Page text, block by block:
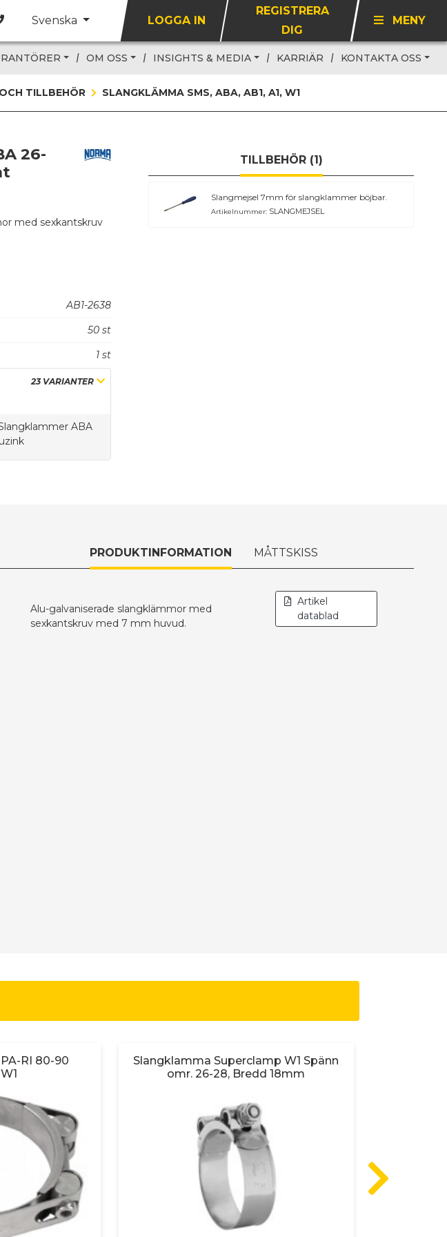
Svenska LOGGA IN
REGISTRERA
DIG
MENY
OM OSS INSIGHTS & MEDIA KARRIÄR KONTAKTA OSS
TILLBEHÖR SLANGKLÄMMA SMS, ABA, AB1, A1, W1
26-
med sexkantskruv
AB1-2638
50 st
1 st
23 VARIANTER
ABA
TILLBEHÖR (1)
Slangmejsel 7mm för slangklammer böjbar.
Artikelnummer: SLANGMEJSEL
PRODUKTINFORMATION MÅTTSKISS
Alu-galvaniserade slangklämmor med
sexkantskruv med 7 mm huvud.
Artikel
datablad
RI 80-90
Slangklamma Superclamp W1 Spänn
omr. 26-28, Bredd 18mm